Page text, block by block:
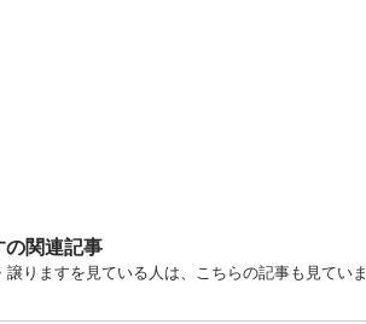
の関連記事
りますを見ている人は、こちらの記事も見ていま